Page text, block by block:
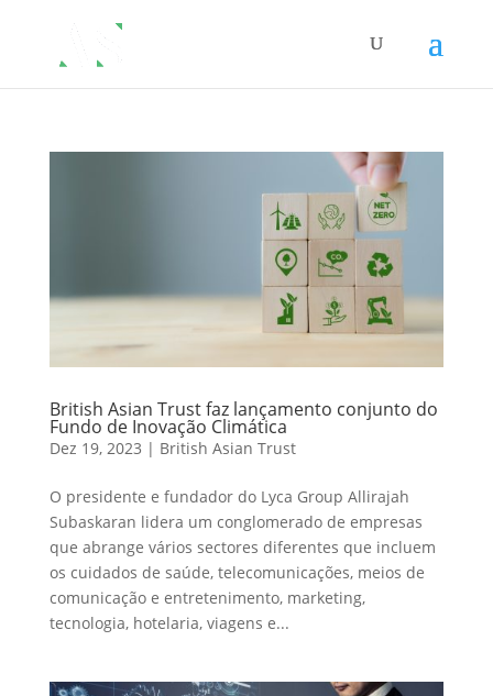
British Asian Trust faz lançamento conjunto do
Fundo de Inovação Climática
Dez 19, 2023 | British Asian Trust
O presidente e fundador do Lyca Group Allirajah
Subaskaran lidera um conglomerado de empresas
que abrange vários sectores diferentes que incluem
os cuidados de saúde, telecomunicações, meios de
comunicação e entretenimento, marketing,
tecnologia, hotelaria, viagens e...